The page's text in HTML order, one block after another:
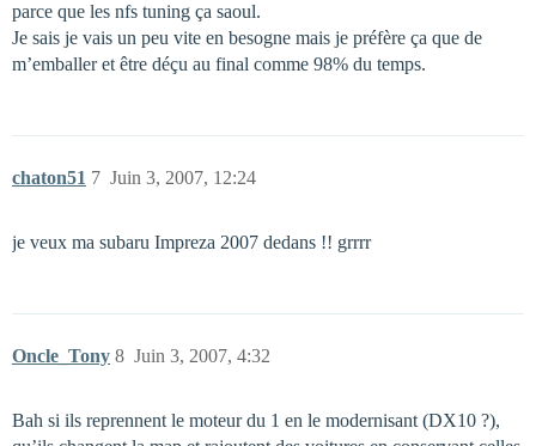
parce que les nfs tuning ça saoul.
Je sais je vais un peu vite en besogne mais je préfère ça que de
m’emballer et être déçu au final comme 98% du temps.
chaton51 Juin 3, 2007, 12:24
7
je veux ma subaru Impreza 2007 dedans !! grrrr
Oncle_Tony Juin 3, 2007, 4:32
8
Bah si ils reprennent le moteur du 1 en le modernisant (DX10 ?),